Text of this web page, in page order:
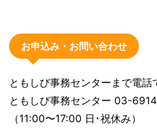
お申込み・お問い合わせ
ともしび事務センターまで電話
ともしび事務センター 03-
（11:00〜17:00 日･祝休み）